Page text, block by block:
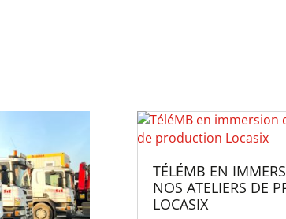
TÉLÉMB EN
NOS ATELIERS DE
LOCASIX